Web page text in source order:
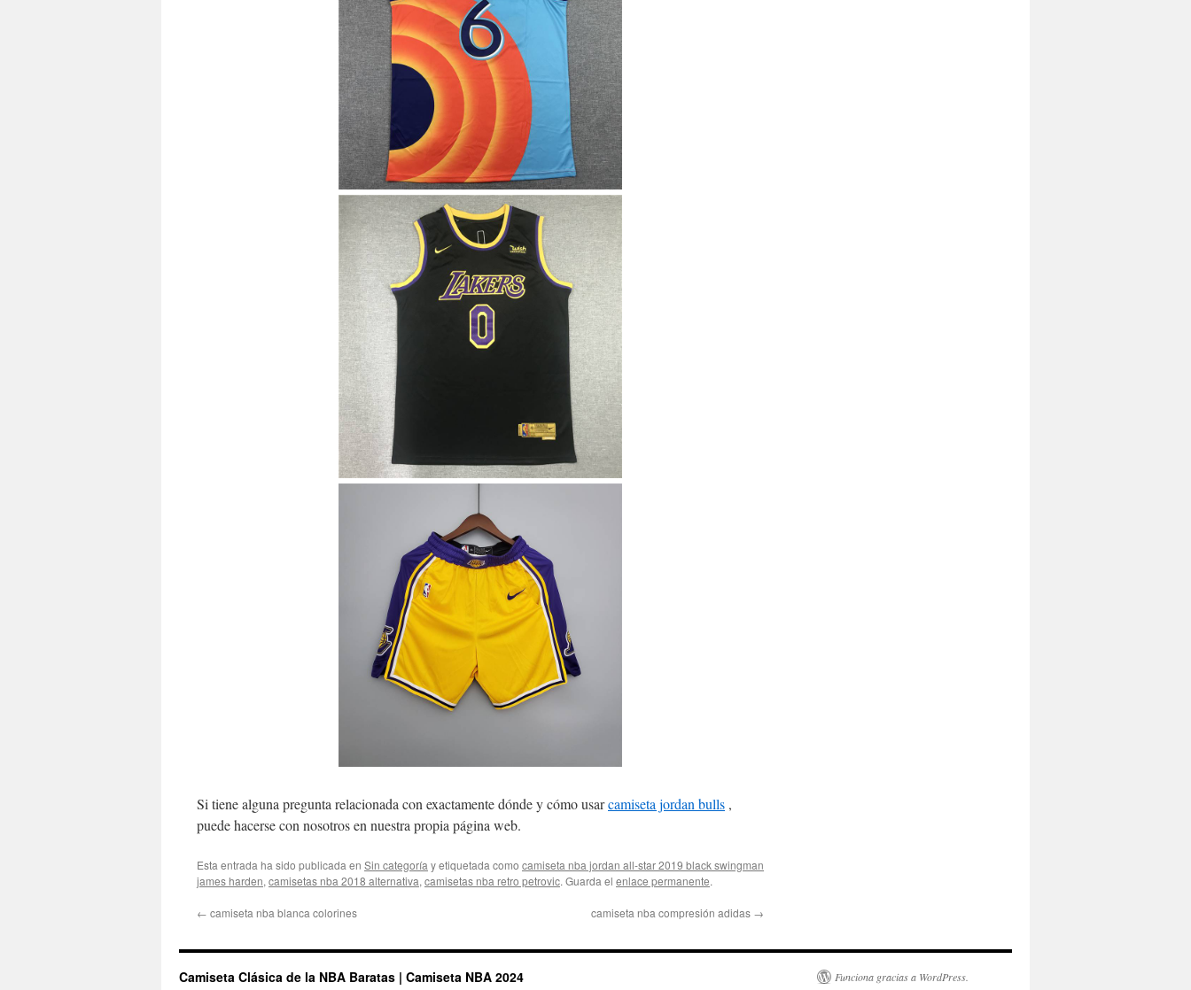
Si tiene alguna pregunta relacionada con exactamente dónde y cómo usarcamiseta jordan bulls ,
puede hacerse con nosotros en nuestra propia página web.
Esta entrada ha sido publicada en Sin categoría y etiquetada como camiseta nba jordan all-star 2019 black swingman
james harden, camisetas nba 2018 alternativa, camisetas nba retro petrovic. Guarda el enlace permanente.
← camiseta nba blanca colorines camiseta nba compresión adidas →
Camiseta Clásica de la NBA Baratas | Camiseta NBA 2024 Funciona gracias a WordPress.